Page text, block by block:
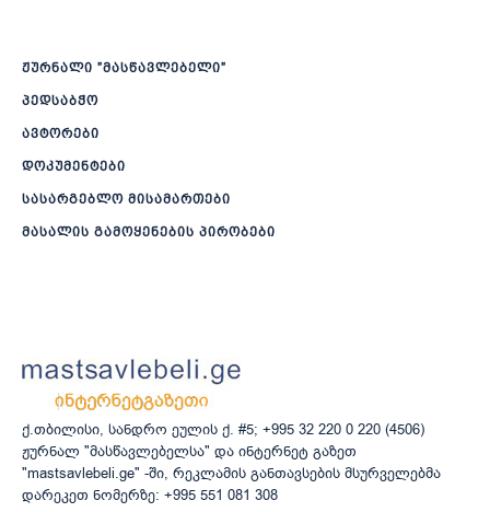
ჟურნალი ”მასწავლებელი”
პედსაბჭო
ავტორები
დოკუმენტები
სასარგებლო მისამართები
მასალის გამოყენების პირობები
ქ.თბილისი, სანდრო ეულის ქ. #5; +995 32 220 0 220 (4506)
ჟურნალ "მასწავლებელსა" და ინტერნეტ გაზეთ
"mastsavlebeli.ge" -ში, რეკლამის განთავსების მსურველებმა
დარეკეთ ნომერზე: +995 551 081 308